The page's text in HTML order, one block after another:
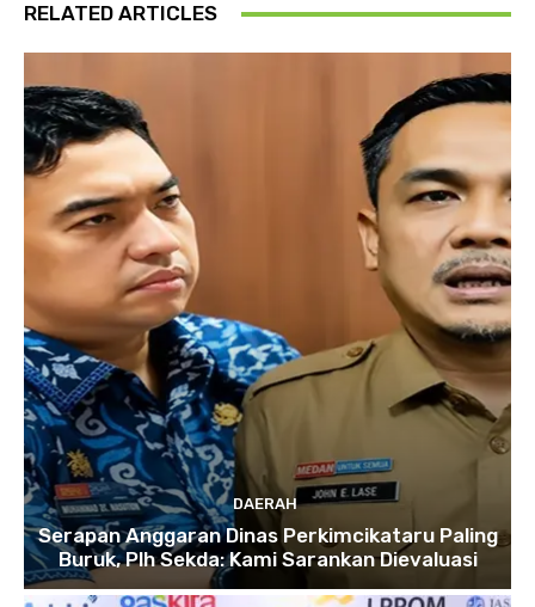
RELATED ARTICLES
DAERAH
Serapan Anggaran Dinas Perkimcikataru Paling
Buruk, Plh Sekda: Kami Sarankan Dievaluasi